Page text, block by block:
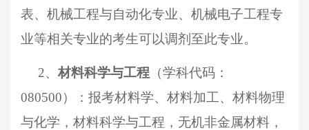
表、机械工程与自动化专业、机械电子工程专
业等相关专业的考生可以调剂至此专业。
2、 材料科学与工程（学科代码：
080500）：报考材料学、材料加工、材料物理
与化学，材料科学与工程，无机非金属材料，